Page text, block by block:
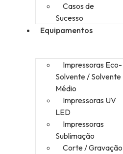
Casos de
Sucesso
Equipamentos
Impressoras Eco-
Solvente / Solvente
Médio
Impressoras UV
LED
Impressoras
Sublimação
Corte / Gravação